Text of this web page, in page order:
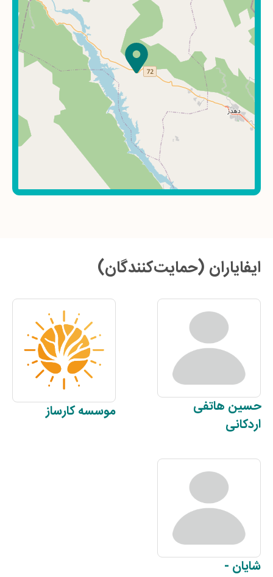
ایفایاران (حمایت‌کنندگان)
حسین هاتفی
اردکانی
موسسهکارساز
شایان -